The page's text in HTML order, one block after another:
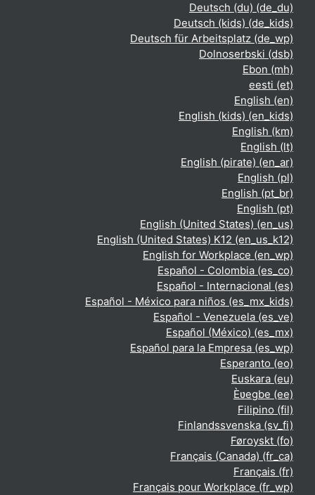
Deutsch (du) ‎(de_du)‎
Deutsch (kids) ‎(de_kids)‎
Deutsch für Arbeitsplatz ‎(de_wp)‎
Dolnoserbski ‎(dsb)‎
Ebon ‎(mh)‎
eesti ‎(et)‎
English ‎(en)‎
English (kids) ‎(en_kids)‎
English ‎(km)‎
English ‎(lt)‎
English (pirate) ‎(en_ar)‎
English ‎(pl)‎
English ‎(pt_br)‎
English ‎(pt)‎
English (United States) ‎(en_us)‎
English (United States) K12 ‎(en_us_k12)‎
English for Workplace ‎(en_wp)‎
Español - Colombia ‎(es_co)‎
Español - Internacional ‎(es)‎
Español - México para niños ‎(es_mx_kids)‎
Español - Venezuela ‎(es_ve)‎
Español (México) ‎(es_mx)‎
Español para la Empresa ‎(es_wp)‎
Esperanto ‎(eo)‎
Euskara ‎(eu)‎
Èʋegbe ‎(ee)‎
Filipino ‎(fil)‎
Finlandssvenska ‎(sv_fi)‎
Føroyskt ‎(fo)‎
Français (Canada) ‎(fr_ca)‎
Français ‎(fr)‎
Français pour Workplace ‎(fr_wp)‎